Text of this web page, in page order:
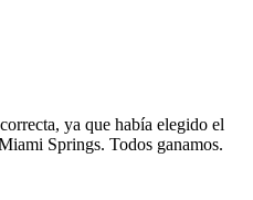
ya que había elegido el
Springs. Todos ganamos.